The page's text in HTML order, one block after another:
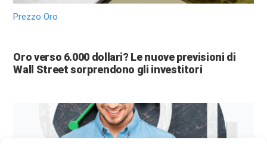
Prezzo Oro
Oro verso 6.000 dollari? Le nuove previsioni di
Wall Street sorprendono gli investitori